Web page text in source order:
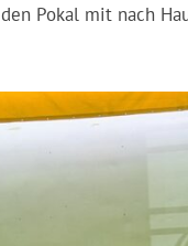
den Pokal mit nach